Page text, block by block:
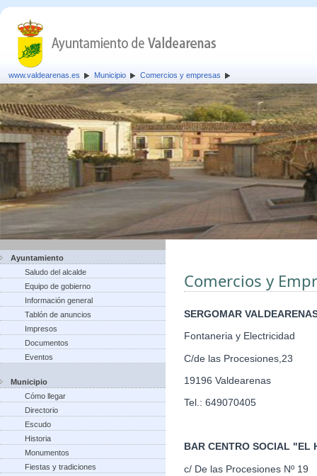
www.valdearenas.es Municipio Comercios y empresas
Ayuntamiento
Saludo del alcalde
Equipo de gobierno
Información general
Tablón de anuncios
Impresos
Documentos
Eventos
Municipio
Cómo llegar
Directorio
Escudo
Historia
Monumentos
Fiestas y tradiciones
Comercios y
SERGOMAR
Fontaneria y Electricidad
C/de las Procesiones,23
19196 Valdearenas
Tel.: 649070405
BAR CENTRO SOCIAL "EL
c/ De las Procesiones Nº 19